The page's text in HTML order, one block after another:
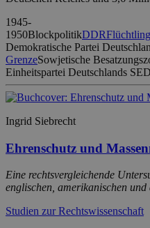
1945-
1950BlockpolitikDDR
Demokratische Partei
GrenzeSowjetische
Einheitspartei Deutschlands SED
Ingrid Siebrecht
Ehrenschutz und
Eine rechtsvergleichende
englischen, amerikanischen und
Studien zur Rechtswissenschaft